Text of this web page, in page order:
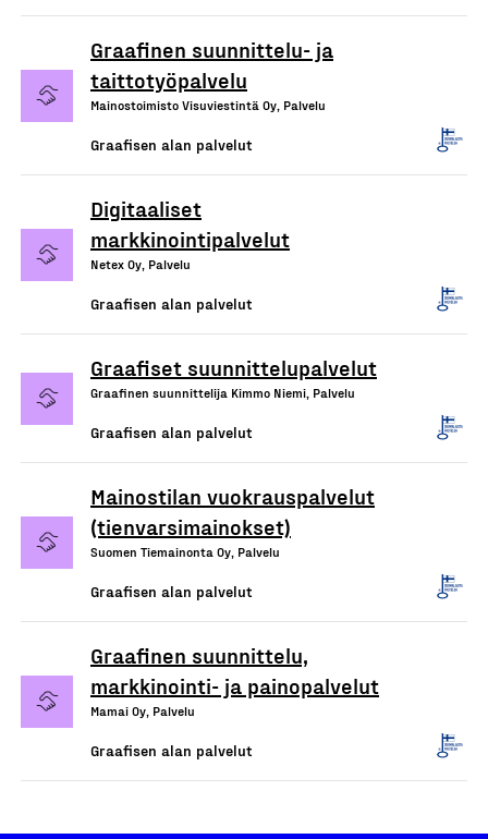
Graafinen suunnittelu- ja
taittotyöpalvelu
Mainostoimisto Visuviestintä Oy, Palvelu
Graafisen alan palvelut
Digitaaliset
markkinointipalvelut
Netex Oy, Palvelu
Graafisen alan palvelut
Graafiset suunnittelupalvelut
Graafinen suunnittelija Kimmo Niemi, Palvelu
Graafisen alan palvelut
Mainostilan vuokrauspalvelut
(tienvarsimainokset)
Suomen Tiemainonta Oy, Palvelu
Graafisen alan palvelut
Graafinen suunnittelu,
markkinointi- ja painopalvelut
Mamai Oy, Palvelu
Graafisen alan palvelut